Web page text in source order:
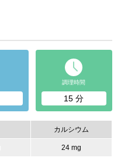
調理時間
15 分
カルシウム
24 mg